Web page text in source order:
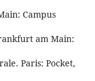
Campus
am Main:
Paris: Pocket,